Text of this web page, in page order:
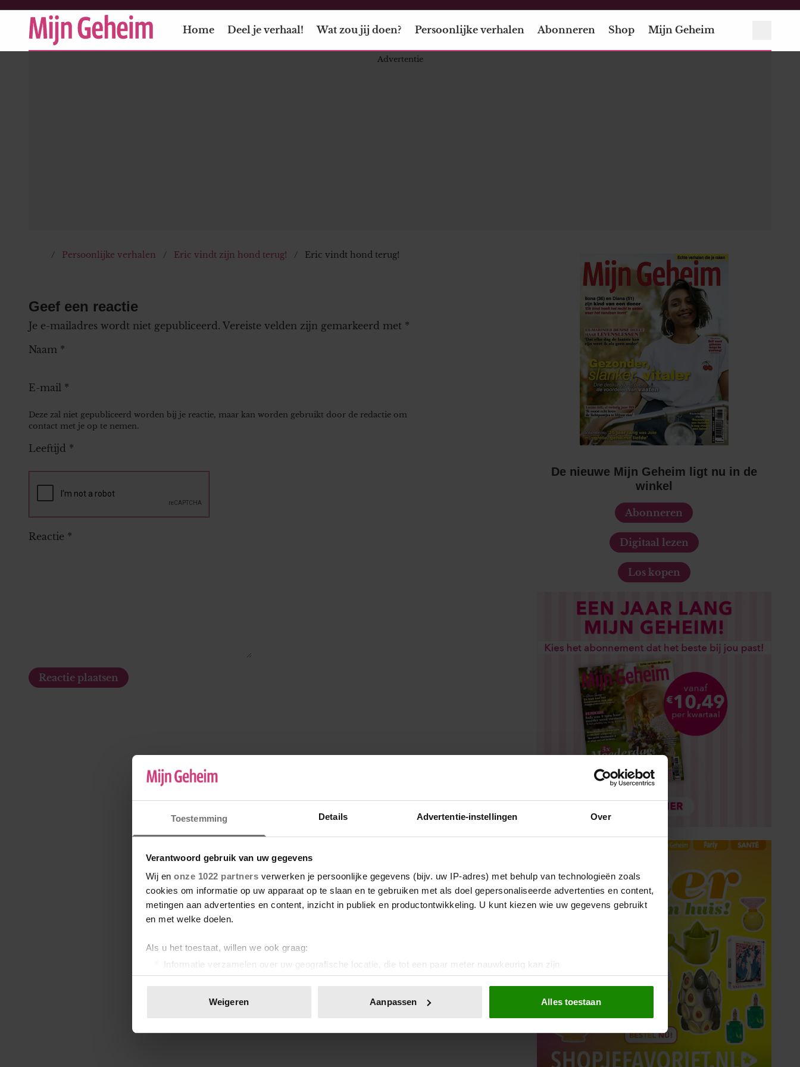
Toestemming Details Advertentie-instellingen Over
Verantwoord gebruik van uw gegevens
Wij en onze 1022 partners verwerken je persoonlijke gegevens (bijv. uw IP-adres) met behulp van technologieën zoals
cookies om informatie op uw apparaat op te slaan en te gebruiken met als doel gepersonaliseerde advertenties en content,
metingen aan advertenties en content, inzicht in publiek en productontwikkeling. U kunt kiezen wie uw gegevens gebruikt
en met welke doelen.
Als u het toestaat, willen we ook graag:
Informatie verzamelen over uw geografische locatie, die tot een paar meter nauwkeurig kan zijn
Uw apparaat identificeren door het actief te scannen op specifieke eigenschappen (fingerprinting)
toestemming op elk moment wijzigen of intrekken in de Cookieverklaring.
We gebruiken cookies om content en advertenties te personaliseren, om functies voor social media te bieden en om ons
websiteverkeer te analyseren. Ook delen we informatie over uw gebruik van onze site met onze partners voor social
Weigeren Aanpassen Alles toestaan
Home Deel je verhaal! Wat zou jij doen? Persoonlijke verhalen Abonneren Shop Mijn Geheim
Persoonlijke verhalen Eric vindt zijn hond terug! Eric vindt hond terug!
Geef een reactie
Je e-mailadres wordt niet gepubliceerd. Vereiste velden zijn gemarkeerd met *
Naam *
E-mail *
Deze zal niet gepubliceerd worden bij je reactie, maar kan worden gebruikt door de redactie om
contact met je op te nemen.
Leeftijd *
Reactie *
De nieuwe Mijn Geheim ligt nu in de
winkel
Abonneren
Digitaal lezen
Los kopen